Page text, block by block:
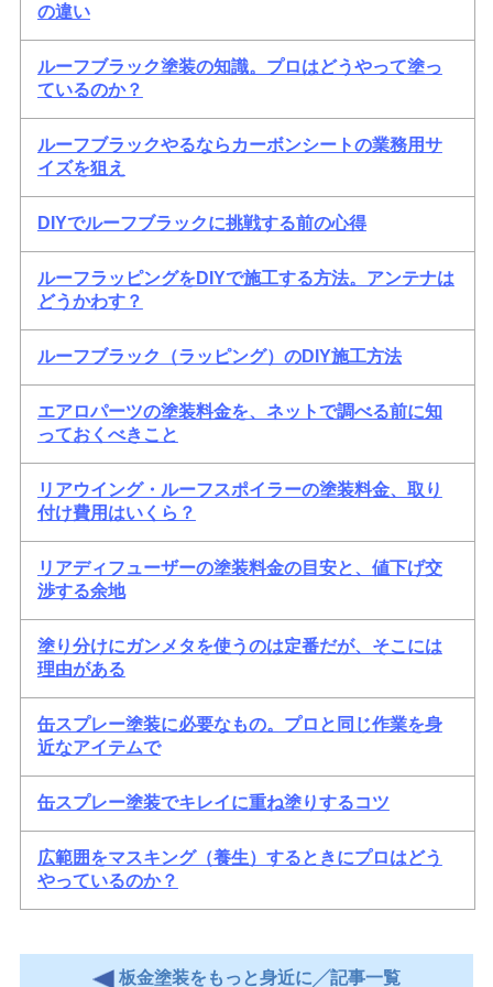
の違い
ルーフブラック塗装の知識。プロはどうやって塗っ
ているのか？
ルーフブラックやるならカーボンシートの業務用サ
イズを狙え
DIYでルーフブラックに挑戦する前の心得
ルーフラッピングをDIYで施工する方法。アンテナは
どうかわす？
ルーフブラック（ラッピング）のDIY施工方法
エアロパーツの塗装料金を、ネットで調べる前に知
っておくべきこと
リアウイング・ルーフスポイラーの塗装料金、取り
付け費用はいくら？
リアディフューザーの塗装料金の目安と、値下げ交
渉する余地
塗り分けにガンメタを使うのは定番だが、そこには
理由がある
缶スプレー塗装に必要なもの。プロと同じ作業を身
近なアイテムで
缶スプレー塗装でキレイに重ね塗りするコツ
広範囲をマスキング（養生）するときにプロはどう
やっているのか？
板金塗装をもっと身近に╱記事一覧